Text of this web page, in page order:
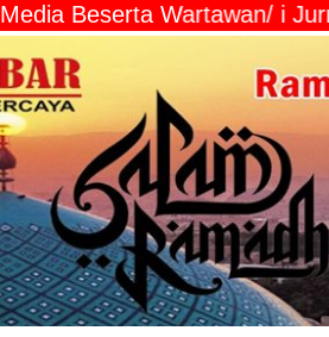
Beserta Wartawan/ i